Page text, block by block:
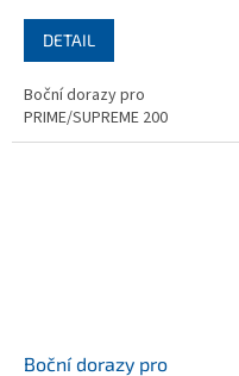
DETAIL
Boční dorazy pro
PRIME/SUPREME 200
Boční dorazy pro